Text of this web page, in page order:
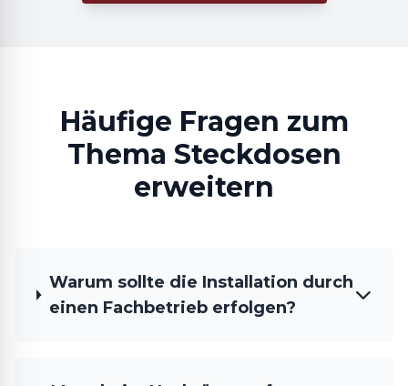
Häufige Fragen zum
Thema Steckdosen
erweitern
Warum sollte die Installation durch
einen Fachbetrieb erfolgen?